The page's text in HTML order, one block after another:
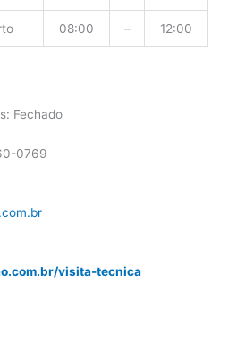
08:00 – 12:00
Fechado
0769
visita-tecnica